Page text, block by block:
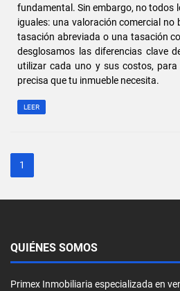
fundamental. Sin embargo, no todos
iguales: una valoración comercial no
tasación abreviada o una tasación
desglosamos las diferencias clave
utilizar cada uno y sus costos,
precisa que tu inmueble necesita.
LEER
1
QUIÉNES SOMOS
Primex Inmobiliaria especializada en